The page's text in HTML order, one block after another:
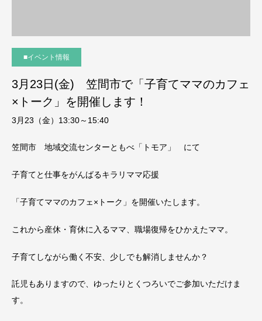
■イベント情報
3月23日(金) 笠間市で「子育てママのカフェ
×トーク」を開催します！
3月23（金）13:30～15:40
笠間市 地域交流センターともべ「トモア」 にて
子育てと仕事をがんばるキラリママ応援
「子育てママのカフェ×トーク」を開催いたします。
これから産休・育休に入るママ、職場復帰をひかえたママ。
子育てしながら働く不安、少しでも解消しませんか？
託児もありますので、ゆったりとくつろいでご参加いただけま
す。